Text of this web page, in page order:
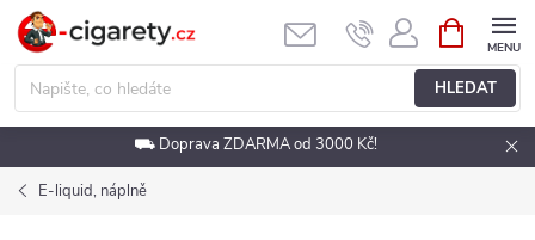
Přejít
obsah
HLEDAT
NÁKUPNÍ
KOŠÍK
⛟ Doprava ZDARMA od 3000 Kč!
E-liquid, náplně